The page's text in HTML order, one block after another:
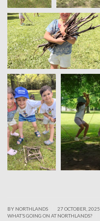
BY NORTHLANDS 27 OCTOBER, 2025
WHAT’S GOING ON AT NORTHLANDS?